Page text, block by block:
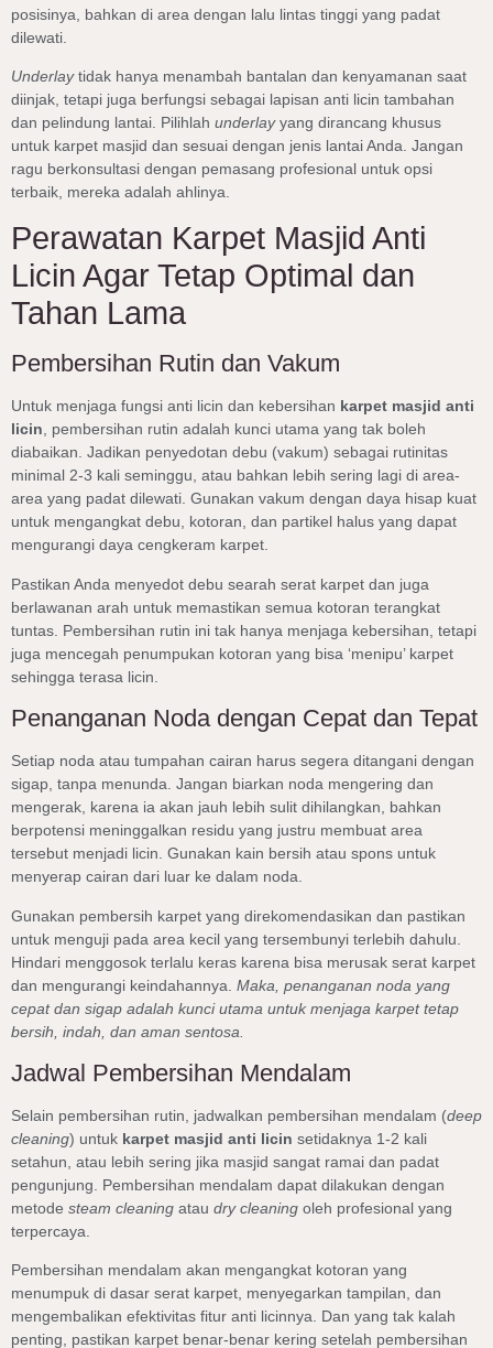
posisinya, bahkan di area dengan lalu lintas tinggi yang padat
dilewati.
Underlaytidak hanya menambah bantalan dan kenyamanan saat
diinjak, tetapi juga berfungsi sebagai lapisan anti licin tambahan
dan pelindung lantai. Pilihlah underlayyang dirancang khusus
untuk karpet masjid dan sesuai dengan jenis lantai Anda. Jangan
ragu berkonsultasi dengan pemasang profesional untuk opsi
terbaik, mereka adalah ahlinya.
Perawatan Karpet Masjid Anti
Licin Agar Tetap Optimal dan
Tahan Lama
Pembersihan Rutin dan Vakum
Untuk menjaga fungsi anti licin dan kebersihan karpet masjid anti
licin, pembersihan rutin adalah kunci utama yang tak boleh
diabaikan. Jadikan penyedotan debu (vakum) sebagai rutinitas
minimal 2-3 kali seminggu, atau bahkan lebih sering lagi di area-
area yang padat dilewati. Gunakan vakum dengan daya hisap kuat
untuk mengangkat debu, kotoran, dan partikel halus yang dapat
mengurangi daya cengkeram karpet.
Pastikan Anda menyedot debu searah serat karpet dan juga
berlawanan arah untuk memastikan semua kotoran terangkat
tuntas. Pembersihan rutin ini tak hanya menjaga kebersihan, tetapi
juga mencegah penumpukan kotoran yang bisa ‘menipu’ karpet
sehingga terasa licin.
Penanganan Noda dengan Cepat dan Tepat
Setiap noda atau tumpahan cairan harus segera ditangani dengan
sigap, tanpa menunda. Jangan biarkan noda mengering dan
mengerak, karena ia akan jauh lebih sulit dihilangkan, bahkan
berpotensi meninggalkan residu yang justru membuat area
tersebut menjadi licin. Gunakan kain bersih atau spons untuk
menyerap cairan dari luar ke dalam noda.
Gunakan pembersih karpet yang direkomendasikan dan pastikan
untuk menguji pada area kecil yang tersembunyi terlebih dahulu.
Hindari menggosok terlalu keras karena bisa merusak serat karpet
dan mengurangi keindahannya. Maka, penanganan noda yang
cepat dan sigap adalah kunci utama untuk menjaga karpet tetap
bersih, indah, dan aman sentosa.
Jadwal Pembersihan Mendalam
Selain pembersihan rutin, jadwalkan pembersihan mendalam (deep
cleaning) untuk karpet masjid anti licin setidaknya 1-2 kali
setahun, atau lebih sering jika masjid sangat ramai dan padat
pengunjung. Pembersihan mendalam dapat dilakukan dengan
metode steam cleaning atau dry cleaning oleh profesional yang
terpercaya.
Pembersihan mendalam akan mengangkat kotoran yang
menumpuk di dasar serat karpet, menyegarkan tampilan, dan
mengembalikan efektivitas fitur anti licinnya. Dan yang tak kalah
penting, pastikan karpet benar-benar kering setelah pembersihan